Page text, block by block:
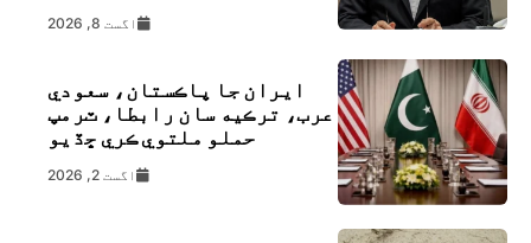
اگست 8, 2026
ايران جا پاڪستان، سعودي
عرب، ترڪيه سان رابطا، ٽرمپ
حملو ملتوي ڪري ڇڏيو
اگست 2, 2026